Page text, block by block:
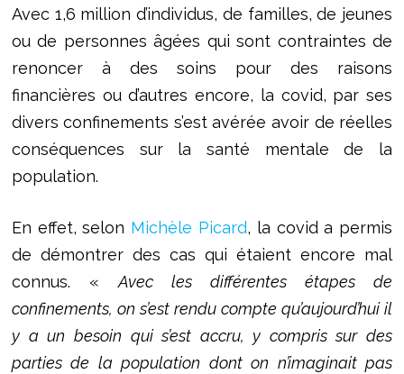
Avec 1,6 million d’individus, de familles, de jeunes
ou de personnes âgées qui sont contraintes de
renoncer à des soins pour des raisons
financières ou d’autres encore, la covid, par ses
divers confinements s’est avérée avoir de réelles
conséquences sur la santé mentale de la
population.
En effet, selon Michèle Picard, la covid a permis
de démontrer des cas qui étaient encore mal
connus. «Avec les différentes étapes de
confinements, on s’est rendu compte qu’aujourd’hui il
y a un besoin qui s’est accru, y compris sur des
parties de la population dont on n’imaginait pas